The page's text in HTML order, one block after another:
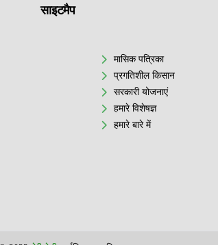
साइटमैप
मासिक पत्रिका
प्रगतिशील किसान
सरकारी योजनाएं
हमारे विशेषज्ञ
हमारे बारे में